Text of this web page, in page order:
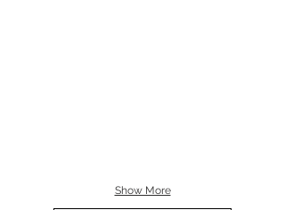
Show More